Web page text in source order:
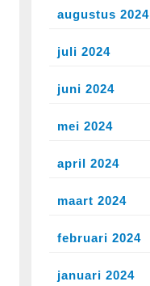
augustus 2024
juli 2024
juni 2024
mei 2024
april 2024
maart 2024
februari 2024
januari 2024